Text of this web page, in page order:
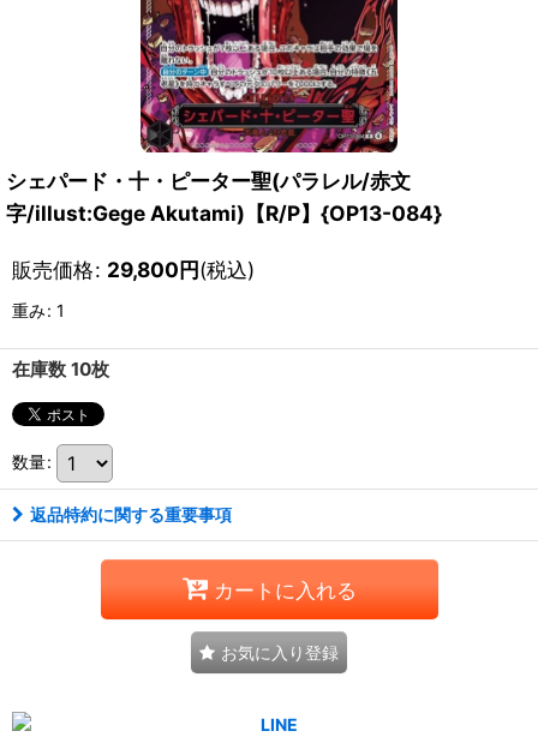
シェパード・十・ピーター聖(パラレル/赤文
字/illust:Gege Akutami)【R/P】{OP13-084}
販売価格: 29,800円(税込)
重み: 1
在庫数 10枚
数量:
返品特約に関する重要事項
カートに入れる
お気に入り登録